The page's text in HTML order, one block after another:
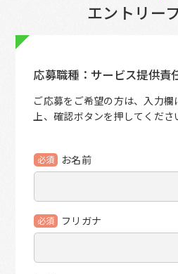
エントリー
応募職種：サービス提供責
ご応募をご希望の方は、入力
上、確認ボタンを押してくださ
必須 お名前
必須 フリガナ